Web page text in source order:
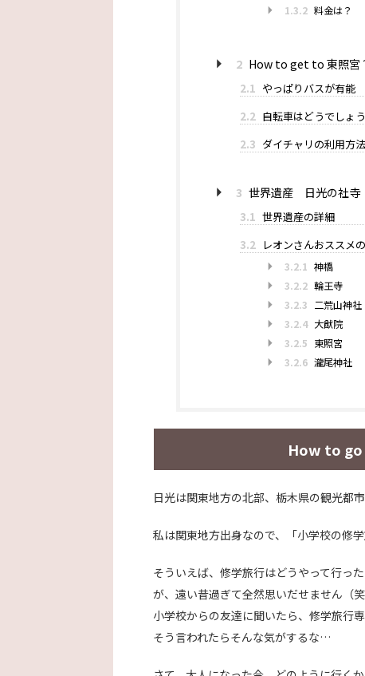
1.3.2 料金は？
2 How to get to 東照宮
2.1 やっぱりバスが有能
2.2 自転車はどうでしょ
2.3 ダイチャリの利用方法
3 世界遺産 日光の社寺
3.1 世界遺産の詳細
3.2 レオンさんおススメ
3.2.1 神橋
3.2.2 輪王寺
3.2.3 二荒山神社
3.2.4 大猷院
3.2.5 東照宮
3.2.6 瀧尾神社
How to
日光は関東地方の北部、栃木県の観光都
私は関東地方出身なので、「小学校の修
そういえば、修学旅行はどうやって行っ
が、遠い昔過ぎて全然思いだせません（笑
小学校からの友達に聞いたら、修学旅行
そう言われたらそんな気がするな…